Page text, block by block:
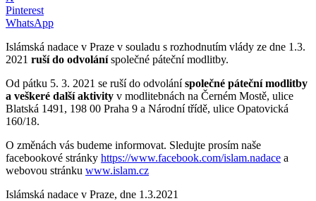
Pinterest
WhatsApp
Islámská nadace v Praze v souladu s rozhodnutím vlády ze dne 1.3.
2021 ruší do odvoláníspolečné páteční modlitby.
Od pátku 5. 3. 2021 se ruší do odvoláníspolečné páteční modlitby
a veškeré další aktivity v modlitebnách na Černém Mostě, ulice
Blatská 1491, 198 00 Praha 9 a Národní třídě, ulice Opatovická
160/18.
O změnách vás budeme informovat. Sledujte prosím naše
facebookové stránky https://www.facebook.com/islam.nadace a
webovou stránku www.islam.cz
Islámská nadace v Praze, dne 1.3.2021